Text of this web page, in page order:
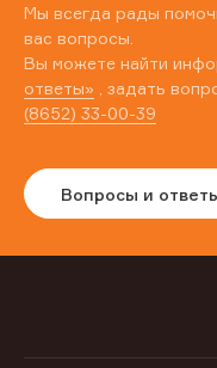
Мы всегда рады
вас вопросы.
Вы можете найти
ответы» , задать
(8652) 33-00-39
Вопросы и